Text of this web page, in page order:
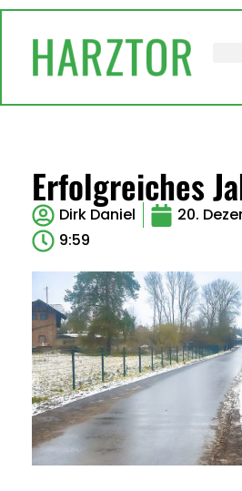
Erfolgreiches
Dirk Daniel
20.
9:59